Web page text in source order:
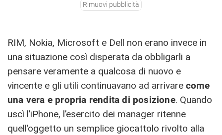
Rimuovi pubblicità
RIM, Nokia, Microsoft e Dell non erano invece in
una situazione così disperata da obbligarli a
pensare veramente a qualcosa di nuovo e
vincente e gli utili continuavano ad arrivare come
una vera e propria rendita di posizione. Quando
uscì l’iPhone, l’esercito dei manager ritenne
quell’oggetto un semplice giocattolo rivolto alla